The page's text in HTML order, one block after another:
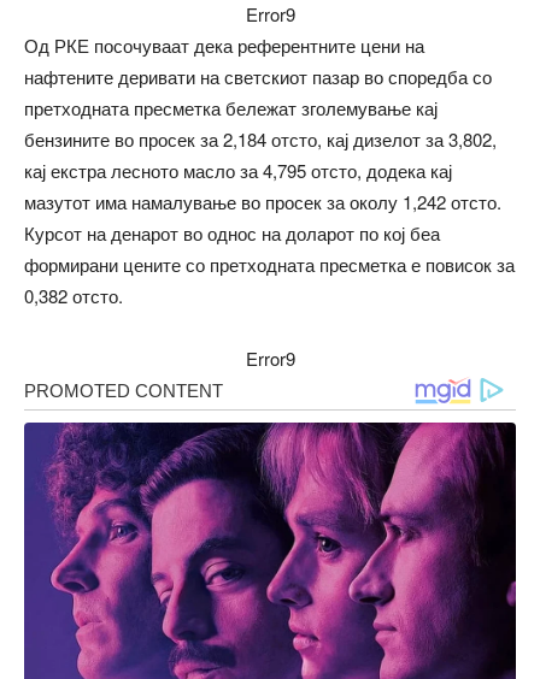
Error9
Од РКЕ посочуваат дека референтните цени на
нафтените деривати на светскиот пазар во споредба со
претходната пресметка бележат зголемување кај
бензините во просек за 2,184 отсто, кај дизелот за 3,802,
кај екстра лесното масло за 4,795 отсто, додека кај
мазутот има намалување во просек за околу 1,242 отсто.
Курсот на денарот во однос на доларот по кој беа
формирани цените со претходната пресметка е повисок за
0,382 отсто.
Error9